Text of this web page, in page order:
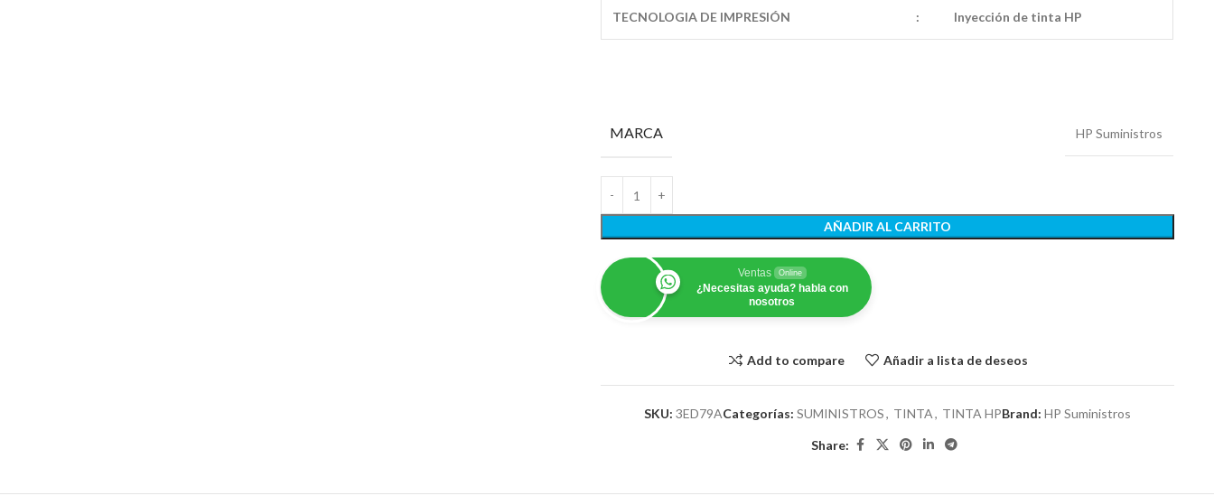
TECNOLOGIA DE IMPRESIÓN : Inyección de tinta HP
MARCA HP Suministros
AÑADIR AL CARRITO
Ventas Online
¿Necesitas ayuda? habla con
nosotros
Add to compare Añadir a lista de deseos
SKU: 3ED79ACategorías: SUMINISTROS, TINTA, TINTA HPBrand: HP Suministros
Share: